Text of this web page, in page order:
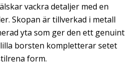
vackra detaljer med en
Skopan är tillverkad i metall
yta som ger den ett genuint
borsten kompletterar setet
form.